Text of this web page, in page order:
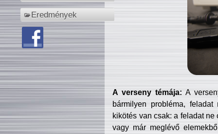
Eredmények
A verseny témája: A
bármilyen probléma, feladat
kikötés van csak: a feladat
vagy már meglévő